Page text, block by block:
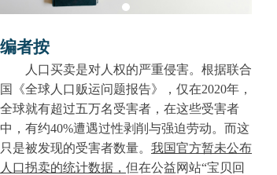
编者按
人口买卖是对人权的严重侵害。 根据联合
国《全球人口贩运问题报告》，仅在2020年，
全球就有超过五万名受害者，在这些受害者
中，有约40%遭遇过性剥削与强迫劳动。而这
只是被发现的受害者数量。 我国官方暂未公布
人口拐卖的统计数据 ， 但在公益网站“宝贝回